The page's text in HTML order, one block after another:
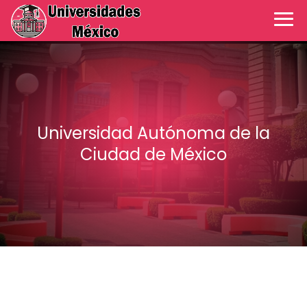
Universidad Autónoma de la
Ciudad de México